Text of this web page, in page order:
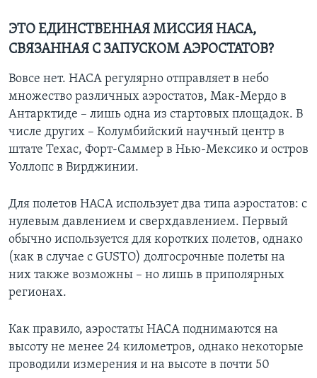
ЭТО ЕДИНСТВЕННАЯ МИССИЯ НАСА,
СВЯЗАННАЯ С ЗАПУСКОМ АЭРОСТАТОВ?
Вовсе нет. НАСА регулярно отправляет в небо
множество различных аэростатов, Мак-Мердо в
Антарктиде – лишь одна из стартовых площадок. В
числе других – Колумбийский научный центр в
штате Техас, Форт-Саммер в Нью-Мексико и остров
Уоллопс в Вирджинии.
Для полетов НАСА использует два типа аэростатов: с
нулевым давлением и сверхдавлением. Первый
обычно используется для коротких полетов, однако
(как в случае с GUSTO) долгосрочные полеты на
них также возможны – но лишь в приполярных
регионах.
Как правило, аэростаты НАСА поднимаются на
высоту не менее 24 километров, однако некоторые
проводили измерения и на высоте в почти 50